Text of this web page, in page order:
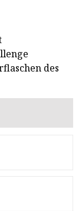
des